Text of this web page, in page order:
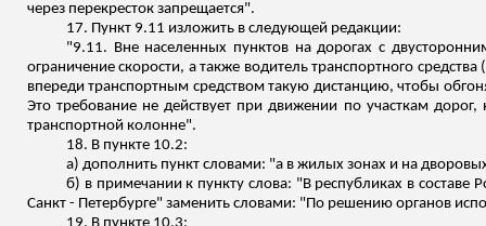
через перекресток запрещается".
17. Пункт 9.11 изложить в следующей редакции:
"9.11. Вне населенных пунктов на дорогах с
ограничение скорости, а также водитель транспортного
впереди транспортным средством такую дистанцию, чтобы
Это требование не действует при движении по участкам
транспортной колонне".
18. В пункте 10.2:
а) дополнить пункт словами: "а в жилых зонах и на
б) в примечании к пункту слова: "В республиках в
Санкт - Петербурге" заменить словами: "По решению органов